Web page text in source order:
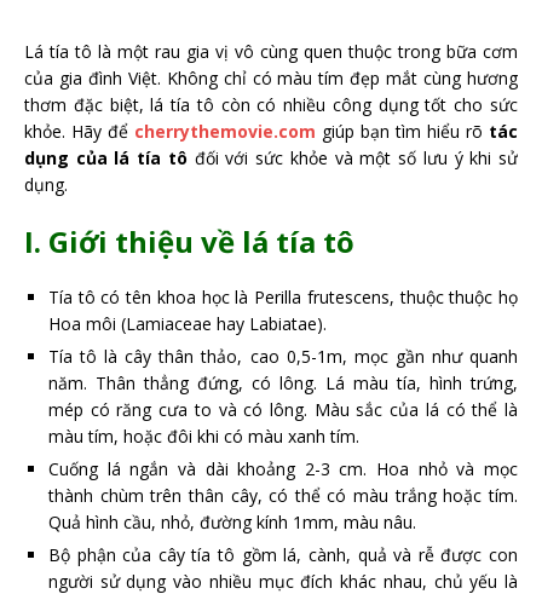
Lá tía tô là một rau gia vị vô cùng quen thuộc trong bữa cơm
của gia đình Việt. Không chỉ có màu tím đẹp mắt cùng hương
thơm đặc biệt, lá tía tô còn có nhiều công dụng tốt cho sức
khỏe. Hãy để cherrythemovie.com giúp bạn tìm hiểu rõ tác
dụng của lá tía tô đối với sức khỏe và một số lưu ý khi sử
dụng.
I. Giới thiệu về lá tía tô
Tía tô có tên khoa học là Perilla frutescens, thuộc thuộc họ
Hoa môi (Lamiaceae hay Labiatae).
Tía tô là cây thân thảo, cao 0,5-1m, mọc gần như quanh
năm. Thân thẳng đứng, có lông. Lá màu tía, hình trứng,
mép có răng cưa to và có lông. Màu sắc của lá có thể là
màu tím, hoặc đôi khi có màu xanh tím.
Cuống lá ngắn và dài khoảng 2-3 cm. Hoa nhỏ và mọc
thành chùm trên thân cây, có thể có màu trắng hoặc tím.
Quả hình cầu, nhỏ, đường kính 1mm, màu nâu.
Bộ phận của cây tía tô gồm lá, cành, quả và rễ được con
người sử dụng vào nhiều mục đích khác nhau, chủ yếu là